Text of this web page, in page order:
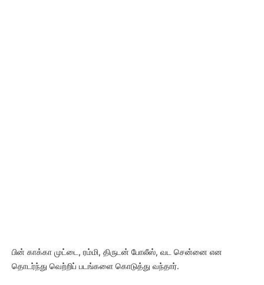
பின் காக்கா முட்டை, ரம்மி, திருடன் போலீஸ், வட சென்னை என
தொடர்ந்து வெற்றிப் படங்களை கொடுத்து வந்தார்.